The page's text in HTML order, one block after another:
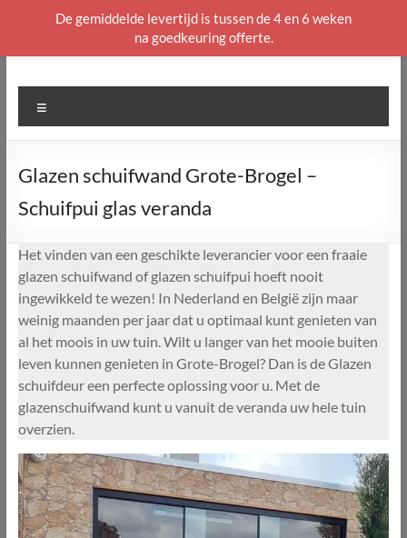
naar
Glazen schuifwand Grote-Brogel –
Schuifpui glas veranda
Het vinden van een geschikte leverancier voor een fraaie
glazen schuifwand of glazen schuifpui hoeft nooit
ingewikkeld te wezen! In Nederland en België zijn maar
weinig maanden per jaar dat u optimaal kunt genieten van
al het moois in uw tuin. Wilt u langer van het mooie buiten
leven kunnen genieten in Grote-Brogel? Dan is de Glazen
schuifdeur een perfecte oplossing voor u. Met de
glazenschuifwand kunt u vanuit de veranda uw hele tuin
overzien.
De gemiddelde levertijd is tussen de 4 en 6 weken
na goedkeuring offerte.